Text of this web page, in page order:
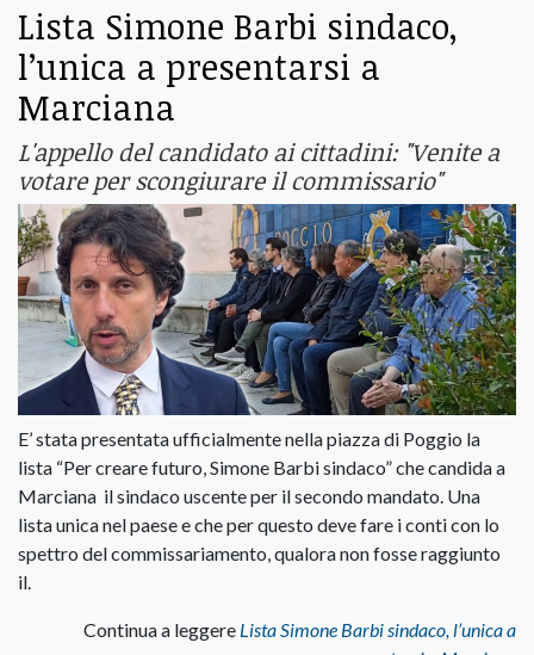
Lista Simone Barbi sindaco,
l’unica a presentarsi a
Marciana
L'appello del candidato ai cittadini: "Venite a
votare per scongiurare il commissario"
E’ stata presentata ufficialmente nella piazza di Poggio la
lista “Per creare futuro, Simone Barbi sindaco” che candida a
Marciana il sindaco uscente per il secondo mandato. Una
lista unica nel paese e che per questo deve fare i conti con lo
spettro del commissariamento, qualora non fosse raggiunto
il.
Continua a leggere Lista Simone Barbi sindaco, l’unica a